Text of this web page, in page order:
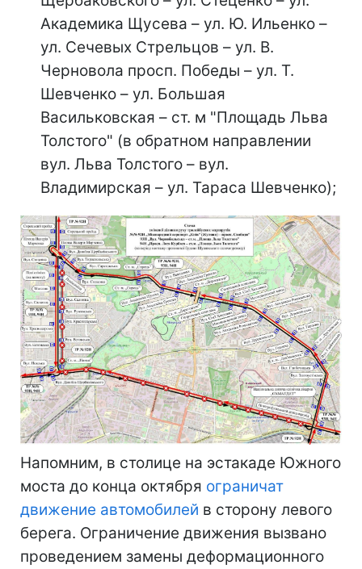
Академика Щусева – ул. Ю. Ильенко –
ул. Сечевых Стрельцов – ул. В.
Черновола просп. Победы – ул. Т.
Шевченко – ул. Большая
Васильковская – ст. м "Площадь Льва
Толстого" (в обратном направлении
вул. Льва Толстого – вул.
Владимирская – ул. Тараса Шевченко);
Напомним, в столице на эстакаде Южного
моста до конца октября ограничат
движение автомобилей в сторону левого
берега. Ограничение движения вызвано
проведением замены деформационного